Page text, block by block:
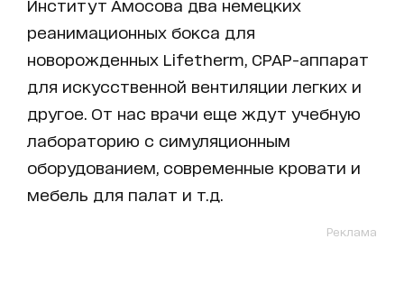
Институт Амосова два немецких
реанимационных бокса для
новорожденных Lifetherm, СРАР-аппарат
для искусственной вентиляции легких и
другое. От нас врачи еще ждут учебную
лабораторию с симуляционным
оборудованием, современные кровати и
мебель для палат и т.д.
Реклама